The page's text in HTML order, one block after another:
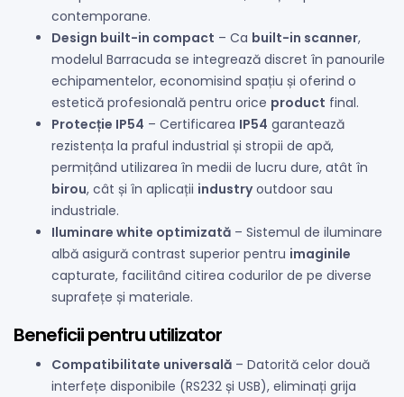
contemporane.
Design built-in compact – Ca built-in scanner,
modelul Barracuda se integrează discret în panourile
echipamentelor, economisind spațiu și oferind o
estetică profesională pentru orice product final.
Protecție IP54 – Certificarea IP54 garantează
rezistența la praful industrial și stropii de apă,
permițând utilizarea în medii de lucru dure, atât în
birou, cât și în aplicații industryoutdoor sau
industriale.
Iluminare white optimizată – Sistemul de iluminare
albă asigură contrast superior pentru imaginile
capturate, facilitând citirea codurilor de pe diverse
suprafețe și materiale.
Beneficii pentru utilizator
Compatibilitate universală – Datorită celor două
interfețe disponibile (RS232 și USB), eliminați grija